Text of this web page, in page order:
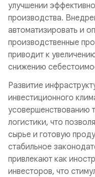
улучшении
производства.
автоматизировать и
производственные
приводит к
снижению
Развитие
инвестиционного
усовершенствованию
логистики, что
сырье и готовую
стабильное
привлекают как
инвесторов, что